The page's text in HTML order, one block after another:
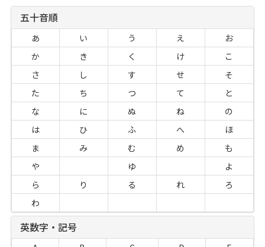
五十音順
あ い う え
お
か
き く け
こ
さ
し す せ
そ
た
ち つ て
と
な
に ぬ ね
の
は
ひ ふ へ
ほ
ま
み む め
も
や
ゆ
よ
ら
り る れ
ろ
わ
英数字・記号